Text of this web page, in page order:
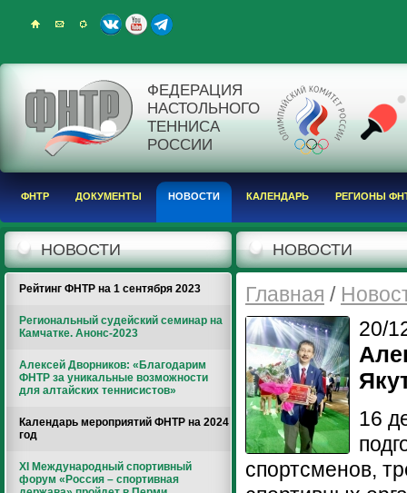
ФЕДЕРАЦИЯ
НАСТОЛЬНОГО
ТЕННИСА
РОССИИ
ФНТР ДОКУМЕНТЫ НОВОСТИ КАЛЕНДАРЬ РЕГИОНЫ
НОВОСТИ
Рейтинг ФНТР на 1 сентября 2023
Региональный судейский семинар на
Камчатке. Анонс-2023
Алексей Дворников: «Благодарим
ФНТР за уникальные возможности
для алтайских теннисистов»
Календарь мероприятий ФНТР на 2024
год
XI Международный спортивный
форум «Россия – спортивная
НОВОСТИ
Главная /
20/
16
спортсменов,